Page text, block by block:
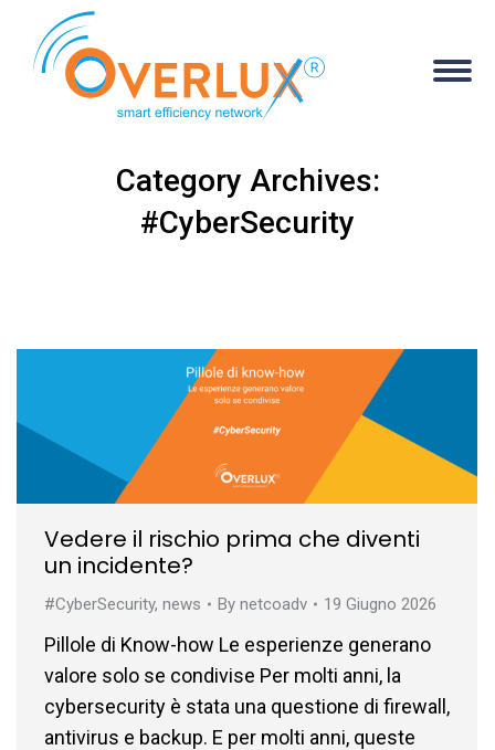
Category Archives:
#CyberSecurity
Vedere il rischio prima che diventi
un incidente?
#CyberSecurity, news By netcoadv 19 Giugno 2026
Pillole di Know-how Le esperienze generano
valore solo se condivise Per molti anni, la
cybersecurity è stata una questione di firewall,
antivirus e backup. E per molti anni, queste